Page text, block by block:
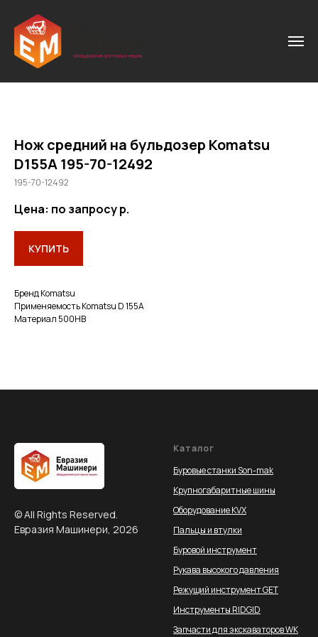
Нож средний на бульдозер Komatsu
D155A 195-70-12492
195-70-12492
Цена: по запросур.
КУПИТЬ
Бренд Кomatsu
Применяемость Komatsu D 155A
Материал 500HB
© All Rights Reserved.
Евразия Машинери, 2026
Каталог
Буровые станки Son-mak
Крупногабаритные шины
Оборудование KVX
Пальцы и втулки
Буровой инструмент
Рукава высокого давления
Режущий инструмент GET
Инструменты RIDGID
Запчасти для экскаваторов WK